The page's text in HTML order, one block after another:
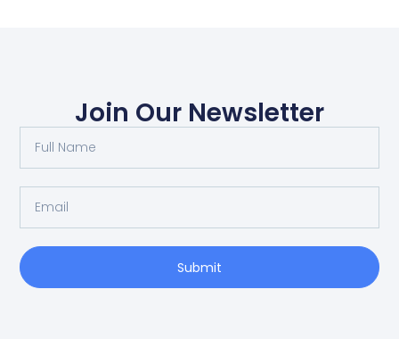
Join Our Newsletter
Submit